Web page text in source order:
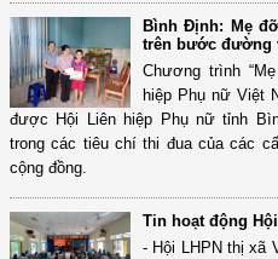
Bình Định: Mẹ
trên bước đường
Chương trình
hiệp Phụ nữ Việt
được Hội Liên hiệp Phụ nữ tỉnh
trong các tiêu chí thi đua của các
cộng đồng.
Tin hoạt động
- Hội LHPN thị xã